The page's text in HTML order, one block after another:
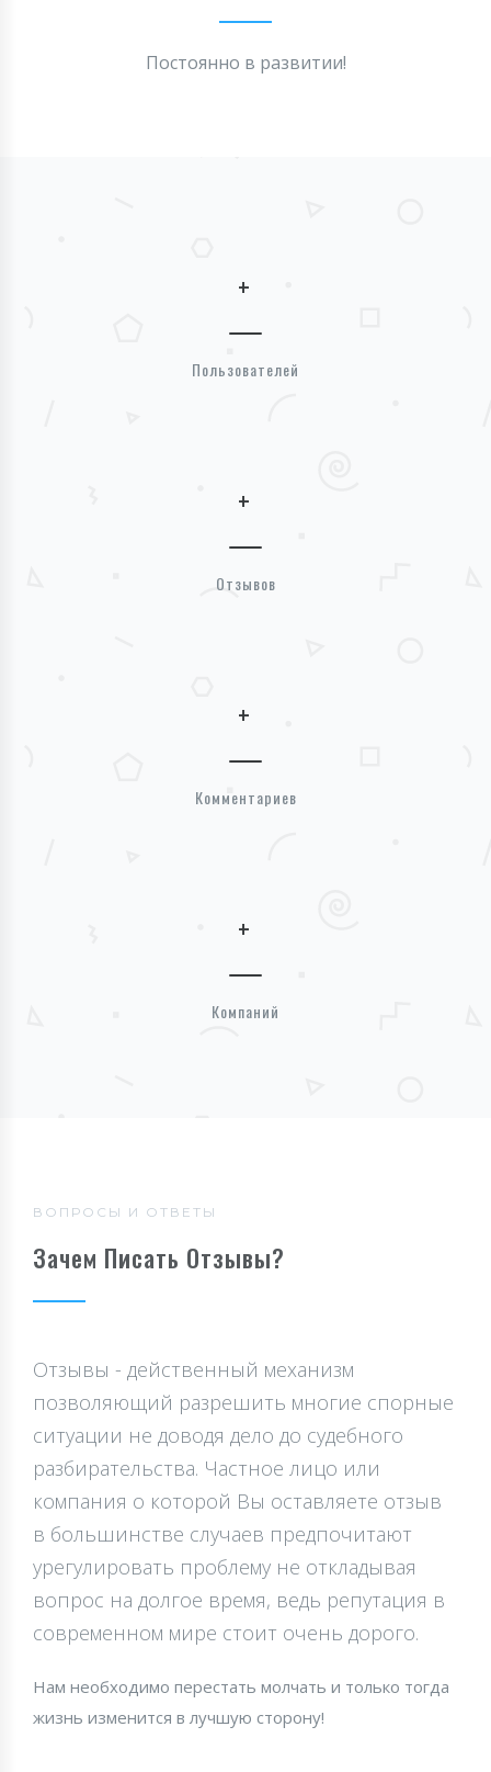
Постоянно в развитии!
+
Пользователей
+
Отзывов
+
Комментариев
+
Компаний
ВОПРОСЫ И ОТВЕТЫ
Зачем Писать Отзывы?
Отзывы - действенный механизм
позволяющий разрешить многие спорные
ситуации не доводя дело до судебного
разбирательства. Частное лицо или
компания о которой Вы оставляете отзыв
в большинстве случаев предпочитают
урегулировать проблему не откладывая
вопрос на долгое время, ведь репутация в
современном мире стоит очень дорого.
Нам необходимо перестать молчать и только тогда
жизнь изменится в лучшую сторону!